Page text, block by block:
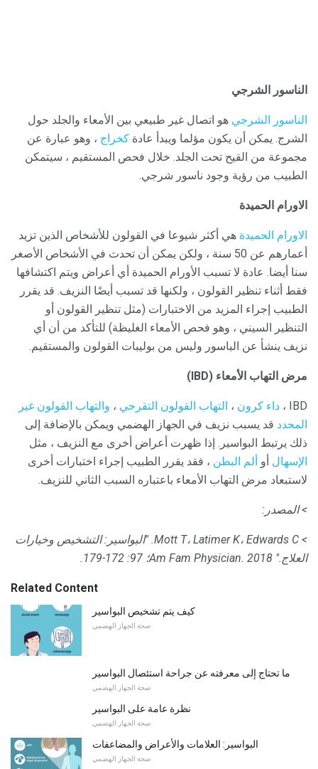
الناسور الشرجي
الناسور الشرجي هو اتصال غير طبيعي بين الأمعاء والجلد حول
الشرج. يمكن أن يكون مؤلما ويبدأ عادة كخراج ، وهو عبارة عن
مجموعة من القيح تحت الجلد. خلال فحص المستقيم ، سيتمكن
الطبيب من رؤية وجود ناسور شرجي.
الاورام الحميدة
الاورام الحميدة هي أكثر شيوعا في القولون للأشخاص الذين تزيد
أعمارهم عن 50 سنة ، ولكن يمكن أن تحدث في الأشخاص الأصغر
سنا أيضا. عادة لا تسبب الأورام الحميدة أي أعراض ويتم اكتشافها
فقط أثناء تنظير القولون ، ولكنها قد تسبب أيضًا النزيف. قد يقرر
الطبيب إجراء المزيد من الاختبارات (مثل تنظير القولون أو
التنظير السيني ، وهو فحص الأمعاء الغليظة) للتأكد من أن أي
نزيف ينشأ عن الباسور وليس من بوليبات القولون والمستقيم.
مرض التهاب الأمعاء (IBD)
IBD ، داء كرون ، التهاب القولون التقرحي ، والتهاب القولون غير
المحدد قد يسبب نزيف في الجهاز الهضمي ويمكن بالإضافة إلى
ذلك يرتبط البواسير. إذا ظهرت أعراض أخرى مع النزيف ، مثل
الإسهال أو ألم البطن ، فقد يقرر الطبيب إجراء اختبارات أخرى
لاستبعاد مرض التهاب الأمعاء باعتباره السبب الثاني للنزيف.
> المصدر:
> Mott T، Latimer K، Edwards C. "البواسير: التشخيص وخيارات
العلاج." Am Fam Physician. 2018؛ 97: 172-179.
Related Content
كيف يتم تشخيص البواسير
صحة الجهاز الهضمي
ما تحتاج إلى معرفته عن جراحة استئصال البواسير
صحة الجهاز الهضمي
نظرة عامة على البواسير
صحة الجهاز الهضمي
البواسير: العلامات والأعراض والمضاعفات
صحة الجهاز الهضمي